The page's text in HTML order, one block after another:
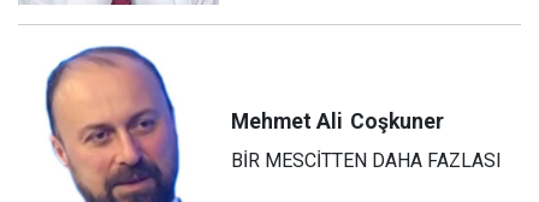
Mehmet Ali Coşkuner
BİR MESCİTTEN DAHA FAZLASI